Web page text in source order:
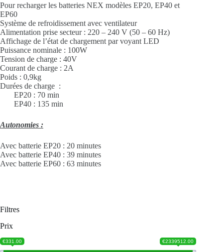
Pour recharger les batteries NEX modèles EP20, EP40 et
EP60
Système de refroidissement avec ventilateur
Alimentation prise secteur : 220 – 240 V (50 – 60 Hz)
Affichage de l’état de chargement par voyant LED
Puissance nominale : 100W
Tension de charge : 40V
Courant de charge : 2A
Poids : 0,9kg
Durées de charge :
EP20 : 70 min
EP40 : 135 min
Autonomies :
Avec batterie EP20 : 20 minutes
Avec batterie EP40 : 39 minutes
Avec batterie EP60 : 63 minutes
Filtres
Prix
€331.00 €2339512.00